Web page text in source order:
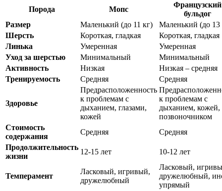
Порода Мопс
Французский
бульдог
Размер
Маленький (до 11 кг)
Маленький (до 13
Шерсть
Короткая, гладкая
Короткая, гладкая
Линька
Умеренная
Умеренная
Уход за шерстью
Минимальный
Минимальный
Активность
Низкая
Низкая – средняя
Тренируемость
Средняя Средняя
Здоровье
Предрасположенность
к проблемам с
дыханием, глазами,
кожей
к проблемам с
дыханием, кожей,
позвоночником
Стоимость
содержания
Средняя
Средняя
Продолжительность
жизни
12-15 лет 10-12 лет
Темперамент
Ласковый, игривый,
дружелюбный
Ласковый,
дружелюбный,
упрямый